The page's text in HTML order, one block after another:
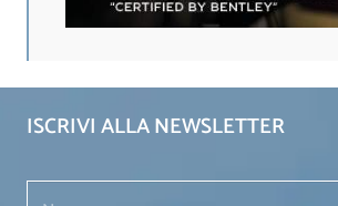
ISCRIVI ALLA NEWSLETTER